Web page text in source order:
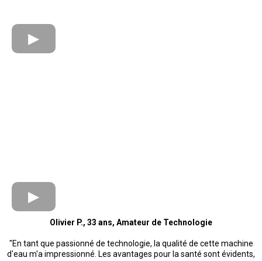
Olivier P., 33 ans, Amateur de Technologie
"En tant que passionné de technologie, la qualité de cette machine
d'eau m'a impressionné. Les avantages pour la santé sont évidents,